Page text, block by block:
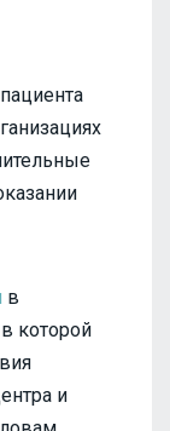
в
которой
и